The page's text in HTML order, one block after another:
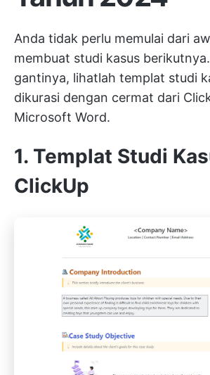
Anda tidak perlu memulai dari
membuat studi kasus
gantinya, lihatlah templat studi
dikurasi dengan cermat dari
Microsoft Word.
1. Templat Studi
ClickUp